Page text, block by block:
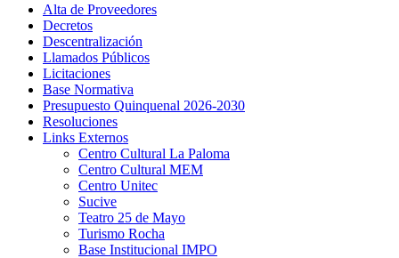
Alta de Proveedores
Decretos
Descentralización
Llamados Públicos
Licitaciones
Base Normativa
Presupuesto Quinquenal 2026-2030
Resoluciones
Links Externos
Centro Cultural La Paloma
Centro Cultural MEM
Centro Unitec
Sucive
Teatro 25 de Mayo
Turismo Rocha
Base Institucional IMPO